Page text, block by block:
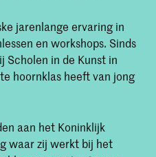
jarenlange ervaring in
en workshops. Sinds
Scholen in de Kunst in
hoornklas heeft van jong
aan het Koninklijk
waar zij werkt bij het